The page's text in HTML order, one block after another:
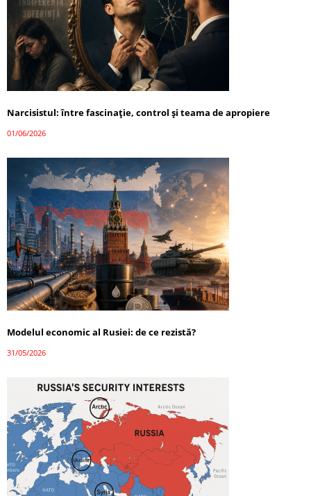
Narcisistul: între fascinație, control și teama de apropiere
01/06/2026
Modelul economic al Rusiei: de ce rezistă?
31/05/2026